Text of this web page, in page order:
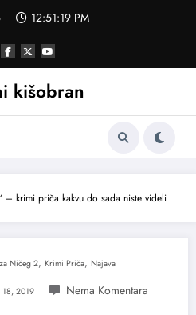
12:51:20 PM
kišobran
– krimi priča kakvu do sada niste videli
Ničeg 2, Krimi Priča, Najava
18, 2019